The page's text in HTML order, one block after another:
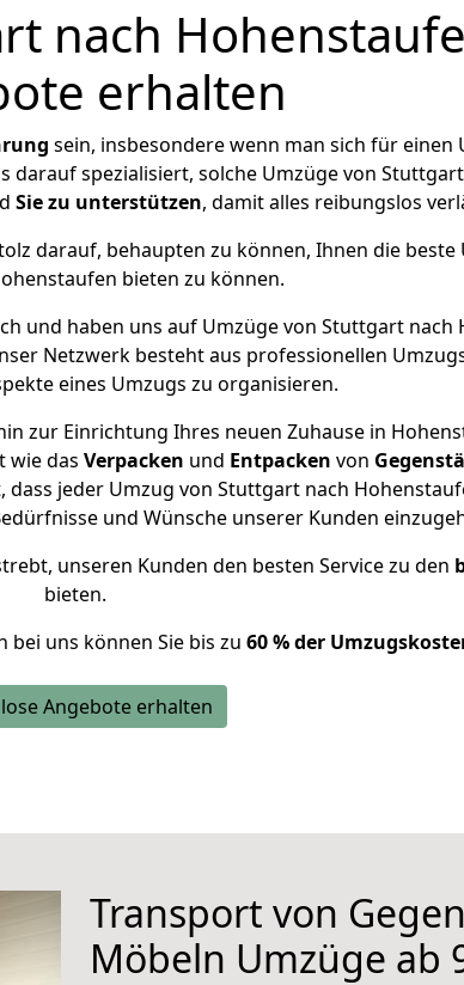
nach
erhalten
sein, insbesondere wenn man sich für
spezialisiert, solche Umzüge von
Sie zu unterstützen, damit alles reibungslos
darauf, behaupten zu können, Ihnen die
bieten zu können.
und haben uns auf Umzüge von Stuttgart
Netzwerk besteht aus professionellen
eines Umzugs zu organisieren.
zur Einrichtung Ihres neuen Zuhause in
wie das Verpacken und Entpacken von
jeder Umzug von Stuttgart nach
und Wünsche unserer Kunden
unseren Kunden den besten Service zu den
bieten.
uns können Sie bis zu 60 % der
Angebote erhalten
Transport von
Möbeln Umzüge ab